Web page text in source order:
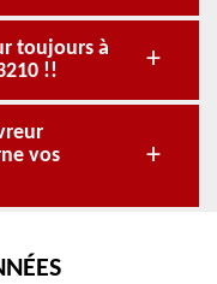
toujours à
!!
vos